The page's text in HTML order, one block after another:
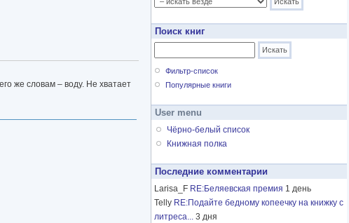
же словам – воду. Не хватает
Поиск книг
Фильтр-список
Популярные книги
User menu
Чёрно-белый список
Книжная полка
Последние комментарии
Larisa_F RE:Беляевская премия 1 день
Telly RE:Подайте бедному копеечку на книжку с
литреса... 3 дня